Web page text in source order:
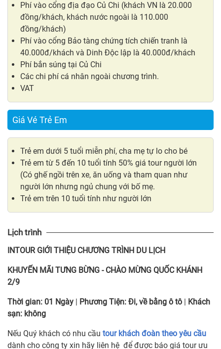
Phí vào cổng địa đạo Củ Chi (khách VN là 20.000
đồng/khách, khách nước ngoài là 110.000
đồng/khách)
Phí vào cổng Bảo tàng chứng tích chiến tranh là
40.000đ/khách và Dinh Độc lập là 40.000đ/khách
Phí bắn súng tại Củ Chi
Các chi phí cá nhân ngoài chương trình.
VAT
Giá Vé Trẻ Em
Trẻ em dưới 5 tuổi miễn phí, cha mẹ tự lo cho bé
Trẻ em từ 5 đến 10 tuổi tính 50% giá tour người lớn
(Có ghế ngồi trên xe, ăn uống và tham quan như
người lớn nhưng ngủ chung với bố mẹ.
Trẻ em trên 10 tuổi tính như người lớn
Lịch trình
INTOUR GIỚI THIỆU CHƯƠNG TRÌNH DU LỊCH
KHUYẾN MÃI TƯNG BỪNG - CHÀO MỪNG QUỐC KHÁNH
2/9
Thời gian: 01 Ngày Phương Tiện: Đi, về bằng ô tô
Khách
sạn: không
Nếu Quý khách có nhu cầu tour khách đoàn theo yêu cầu
dành cho công ty xin hãy liên hệ để được báo giá tour ưu